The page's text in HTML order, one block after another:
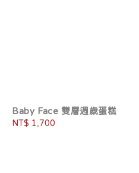
Baby Face 雙層週歲蛋糕
Regular
NT$ 1,700